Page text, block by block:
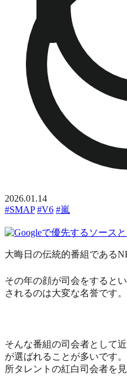
2026.01.14
#SMAP #V6 #嵐
大晦日の伝統的番組である
その年の顔が司会をすると
されるのは大変な名誉です。
そんな番組の司会者として
が選ばれることが多いです
所タレントの紅白司会者を